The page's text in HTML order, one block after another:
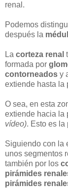
renal.
Podemos
después la
La corteza renal
formada por
contorneados y
extiende hasta la
O sea, en esta
extiende hacia la
vídeo). Esto es la
Siguiendo con la
unos segmentos
también por los
pirámides
pirámides